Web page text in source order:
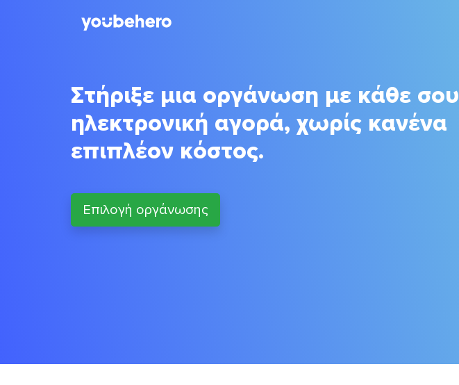
Στήριξε μια οργάνωση με κάθε σου
ηλεκτρονική αγορά, χωρίς κανένα
επιπλέον κόστος.
Επιλογή οργάνωσης